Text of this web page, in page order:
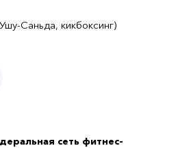
Саньда, кикбоксинг)
сеть фитнес-